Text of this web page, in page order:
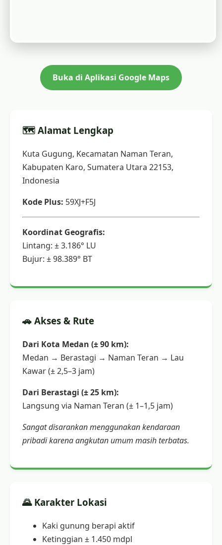
Buka di Aplikasi Google Maps
🗺️ Alamat Lengkap
Kuta Gugung, Kecamatan Naman Teran,
Kabupaten Karo, Sumatera Utara 22153,
Indonesia
Kode Plus: 59XJ+F5J
Koordinat Geografis:
Lintang: ± 3.186° LU
Bujur: ± 98.389° BT
🚗 Akses & Rute
Dari Kota Medan (± 90 km):
Medan → Berastagi → Naman Teran → Lau
Kawar (± 2,5–3 jam)
Dari Berastagi (± 25 km):
Langsung via Naman Teran (± 1–1,5 jam)
Sangat disarankan menggunakan kendaraan
pribadi karena angkutan umum masih terbatas.
🌄 Karakter Lokasi
Kaki gunung berapi aktif
Ketinggian ± 1.450 mdpl